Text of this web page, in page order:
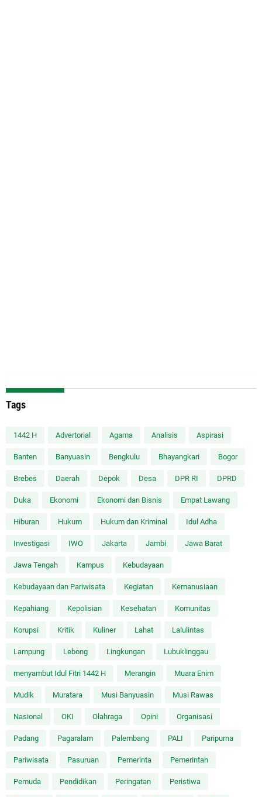
Tags
1442 H Advertorial Agama Analisis Aspirasi
Banten Banyuasin Bengkulu Bhayangkari Bogor
Brebes Daerah Depok Desa DPR RI DPRD
Duka Ekonomi Ekonomi dan Bisnis Empat Lawang
Hiburan Hukum Hukum dan Kriminal Idul Adha
Investigasi IWO Jakarta Jambi Jawa Barat
Jawa Tengah Kampus Kebudayaan
Kebudayaan dan Pariwisata Kegiatan Kemanusiaan
Kepahiang Kepolisian Kesehatan Komunitas
Korupsi Kritik Kuliner Lahat Lalulintas
Lampung Lebong Lingkungan Lubuklinggau
menyambut Idul Fitri 1442 H Merangin Muara Enim
Mudik Muratara Musi Banyuasin Musi Rawas
Nasional OKI Olahraga Opini Organisasi
Padang Pagaralam Palembang PALI Paripurna
Pariwisata Pasuruan Pemerinta Pemerintah
Pemuda Pendidikan Peringatan Peristiwa